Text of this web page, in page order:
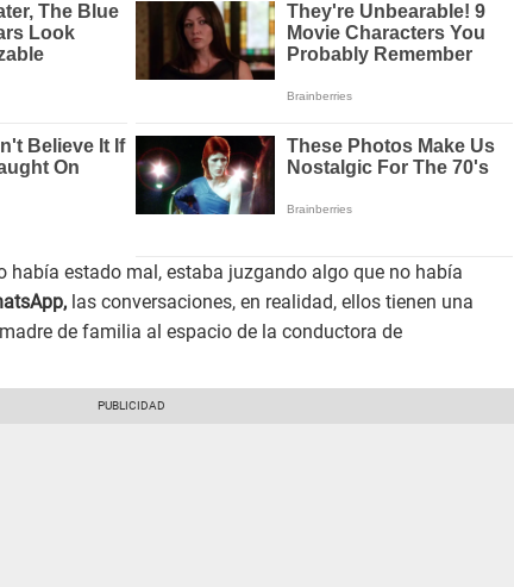
había estado mal, estaba juzgando algo que no había
las conversaciones, en realidad, ellos tienen una
de familia al espacio de la conductora de